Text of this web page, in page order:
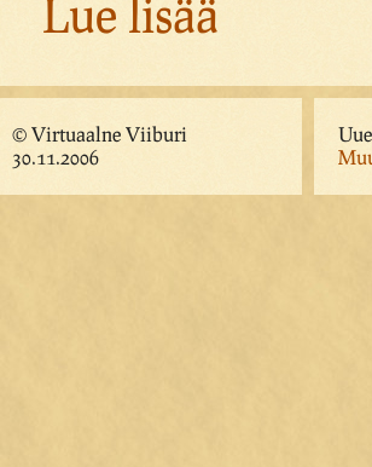
Lue lisää
© Virtuaalne Viiburi
30.11.2006